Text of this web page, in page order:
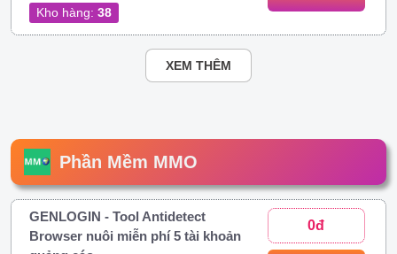
Kho hàng: 38
XEM THÊM
Phần Mềm MMO
GENLOGIN - Tool Antidetect
Browser nuôi miễn phí 5 tài khoản
0đ